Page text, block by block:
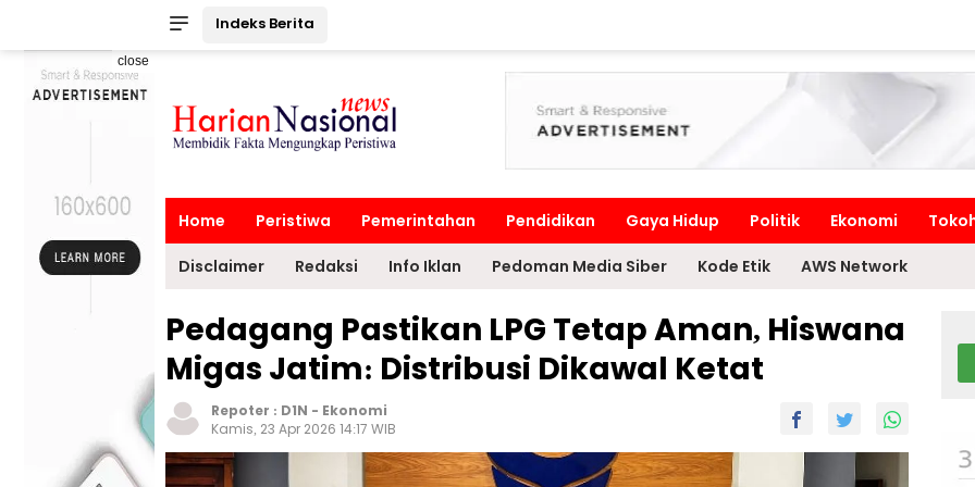
Indeks Berita
close
Home Peristiwa Pemerintahan Pendidikan Gaya Hidup Politik Ekonomi
Disclaimer Redaksi Info Iklan Pedoman Media Siber Kode Etik AWS Network
Pedagang Pastikan LPG Tetap Aman, Hiswana
Migas Jatim: Distribusi Dikawal Ketat
Repoter : D1N - Ekonomi
Kamis, 23 Apr 2026 14:17 WIB